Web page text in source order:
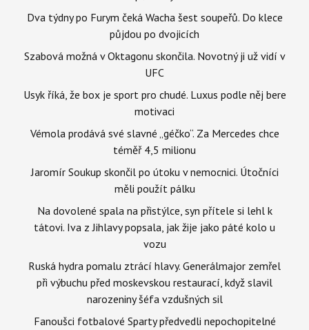
Dva týdny po Furym čeká Wacha šest soupeřů. Do klece
půjdou po dvojicích
Szabová možná v Oktagonu skončila. Novotný ji už vidí v
UFC
Usyk říká, že box je sport pro chudé. Luxus podle něj bere
motivaci
Vémola prodává své slavné „géčko“. Za Mercedes chce
téměř 4,5 milionu
Jaromír Soukup skončil po útoku v nemocnici. Útočníci
měli použít pálku
Na dovolené spala na přistýlce, syn přítele si lehl k
tátovi. Iva z Jihlavy popsala, jak žije jako páté kolo u
vozu
Ruská hydra pomalu ztrácí hlavy. Generálmajor zemřel
při výbuchu před moskevskou restaurací, když slavil
narozeniny šéfa vzdušných sil
Fanoušci fotbalové Sparty předvedli nepochopitelné